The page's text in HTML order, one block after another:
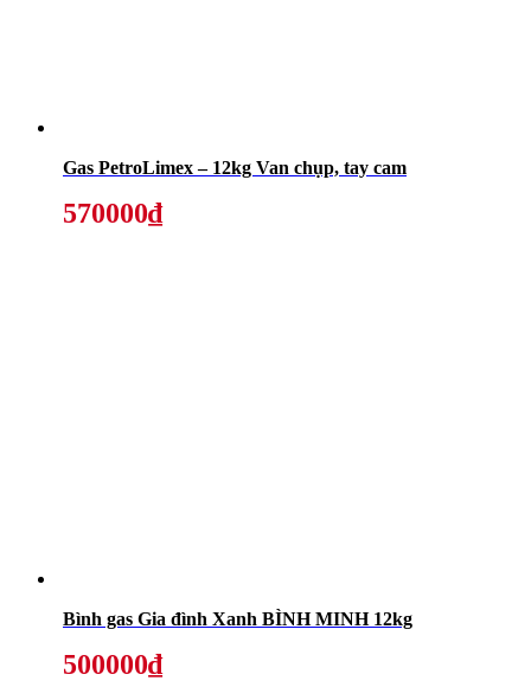
Gas PetroLimex – 12kg Van chụp, tay cam
570000₫
Bình gas Gia đình Xanh BÌNH MINH 12kg
500000₫